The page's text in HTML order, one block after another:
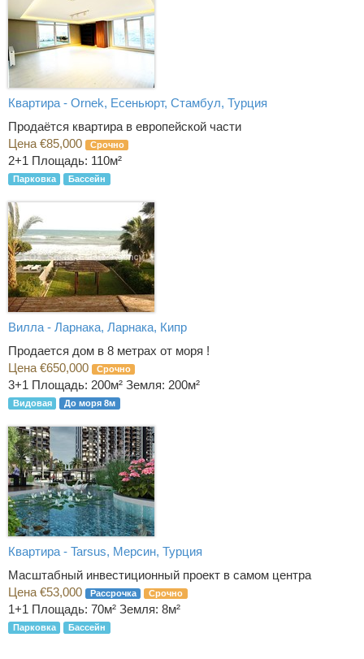
Квартира - Ornek, Есеньюрт, Стамбул, Турция
Продаётся квартира в европейской части
Цена €85,000
Срочно
2+1 Площадь: 110м²
Парковка Бассейн
Вилла - Ларнака, Ларнака, Кипр
Продается дом в 8 метрах от моря !
Цена €650,000
Срочно
3+1 Площадь: 200м² Земля: 200м²
Видовая До моря 8м
Квартира - Tarsus, Мерсин, Турция
Масштабный инвестиционный проект в самом центра
Цена €53,000
Рассрочка Срочно
1+1 Площадь: 70м² Земля: 8м²
Парковка Бассейн